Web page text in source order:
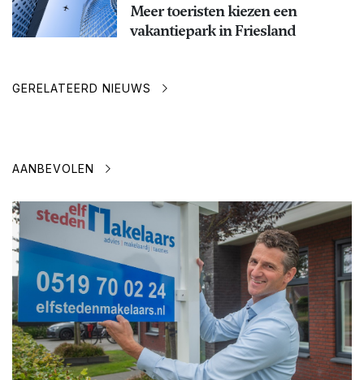
Meer toeristen kiezen een
vakantiepark in Friesland
GERELATEERD NIEUWS
AANBEVOLEN